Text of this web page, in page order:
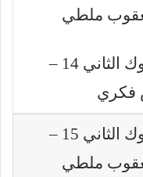
ملطي
تفسير سفر الملوك الثاني 14 –
فكري
تفسير سفر الملوك الثاني 15 –
ملطي